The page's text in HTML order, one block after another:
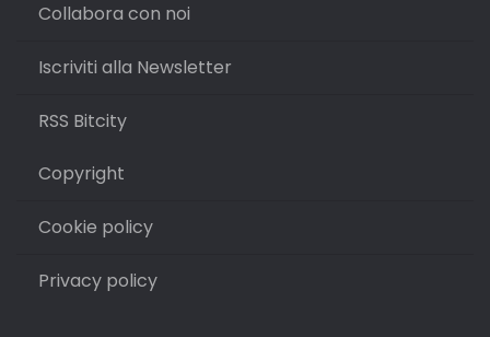
Collabora con noi
Iscriviti alla Newsletter
RSS Bitcity
Copyright
Cookie policy
Privacy policy